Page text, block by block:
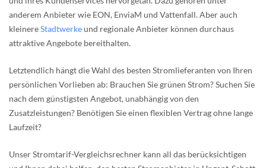
anderem Anbieter wie EON, EnviaM und Vattenfall. Aber auch
kleinereStadtwerkeund regionale Anbieter können durchaus
attraktive Angebote bereithalten.
Letztendlich hängt die Wahl des besten Stromlieferanten von Ihren
persönlichen Vorlieben ab: Brauchen Sie grünen Strom? Suchen Sie
nach dem günstigsten Angebot, unabhängig von den
Zusatzleistungen? Benötigen Sie einen flexiblen Vertrag ohne lange
Laufzeit?
Unser Stromtarif-Vergleichsrechner kann all das berücksichtigen